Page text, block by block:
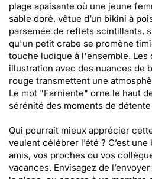
plage apaisante où une jeune
sable doré, vêtue d’un bikini à
parsemée de reflets scintillants,
qu'un petit crabe se promène
touche ludique à l'ensemble.
illustration avec des nuances de
rouge transmettent une
Le mot "Farniente" orne le haut
sérénité des moments de détente
Qui pourrait mieux apprécier
veulent célébrer l’été ? C’est
amis, vos proches ou vos
vacances. Envisagez de